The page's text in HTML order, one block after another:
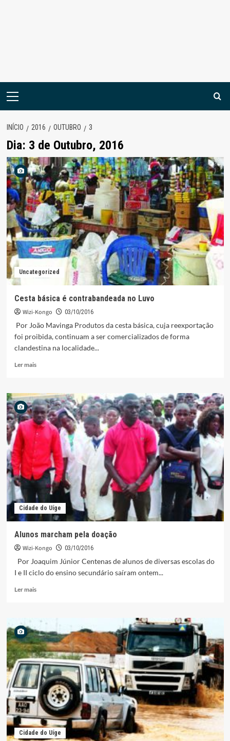
Menu
INÍCIO 2016 OUTUBRO 3
Dia: 3 de Outubro, 2016
Uncategorized
Cesta básica é contrabandeada no Luvo
Wizi-Kongo 03/10/2016
Por João Mavinga Produtos da cesta básica, cuja reexportação
foi proibida, continuam a ser comercializados de forma
clandestina na localidade...
Ler maisLeia
Cesta
básica
é
contrabandeada
no
Luvo
Cidade do Uíge
Alunos marcham pela doação
Wizi-Kongo 03/10/2016
Por Joaquim Júnior Centenas de alunos de diversas escolas do
I e II ciclo do ensino secundário saíram ontem...
Ler maisLeia
pela
doação
Cidade do Uíge